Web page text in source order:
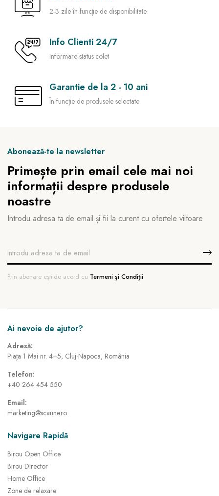
2-3 zile în funcție de disponibilitate
Info Clienti 24/7
Informare status colet
Garantie de la 2 - 10 ani
În funcție de produsele selectate
Abonează-te la newsletter
Primește prin email cele mai noi
informații despre produsele
noastre
Introdu adresa ta de email și fii la curent cu ofertele viitoare
Prin abonare ești de acord cu Termeni și Condiții
Ai nevoie de ajutor?
Adresă:
Piața 1 Mai nr. 4–5, Cluj-Napoca, România
Telefon:
+40 264 454 550
Email:
marketing@scaune.ro
Navigare Rapidă
Birou Open Office
Birou Director
Home Office
Zone de relaxare